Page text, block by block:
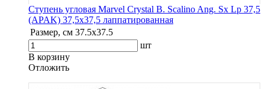
Ступень угловая Marvel Crystal B. Scalino Ang. Sx Lp 37,5
(APAK) 37,5x37,5 лаппатированная
Размер, см 37.5x37.5
шт
В корзину
Oтложить